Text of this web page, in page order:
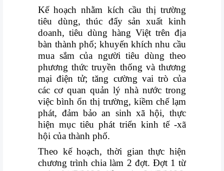
khuyếnKế hoạch nhằm kích cầu thị trường
tiêu dùng, thúc đẩy sản xuất kinh
doanh, tiêu dùng hàng Việt trên địa
bàn thành phố; khuyến khích nhu cầu
mua sắm của người tiêu dùng theo
phương thức truyền thống và thương
mại điện tử; tăng cường vai trò của
các cơ quan quản lý nhà nước trong
việc bình ổn thị trường, kiềm chế lạm
phát, đảm bảo an sinh xã hội, thực
hiện mục tiêu phát triển kinh tế -xã
hội của thành phố.
Theo kế hoạch, thời gian thực hiện
chương trình chia làm 2 đợt. Đợt 1 từ